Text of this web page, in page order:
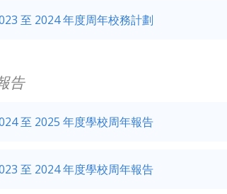
至 2024 年度周年校務計劃
告
至 2025 年度學校周年報告
至 2024 年度學校周年報告